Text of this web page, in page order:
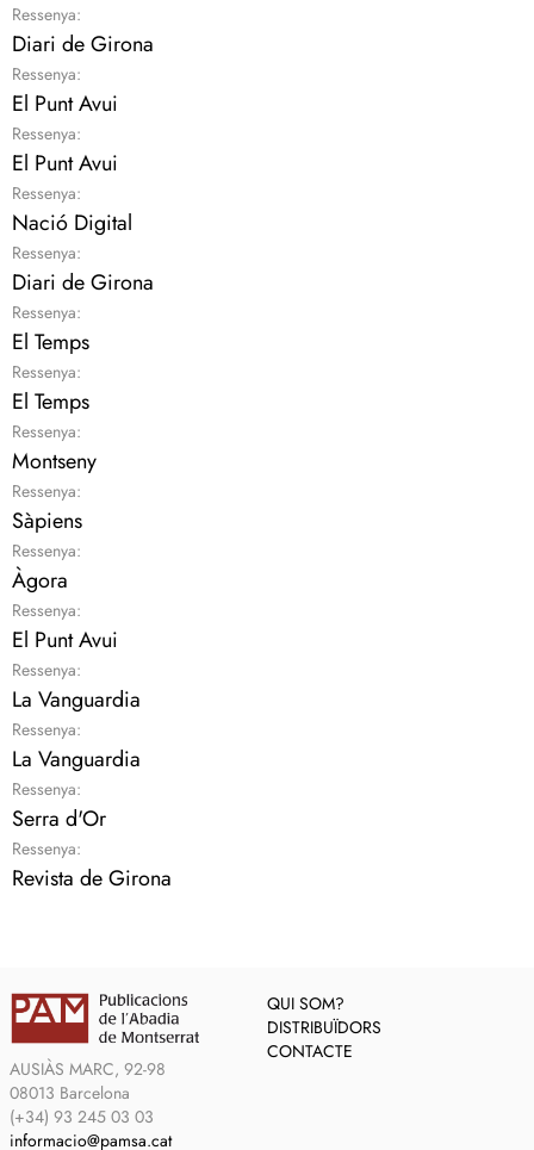
Ressenya:
Diari de Girona
Ressenya:
El Punt Avui
Ressenya:
El Punt Avui
Ressenya:
Nació Digital
Ressenya:
Diari de Girona
Ressenya:
El Temps
Ressenya:
El Temps
Ressenya:
Montseny
Ressenya:
Sàpiens
Ressenya:
Àgora
Ressenya:
El Punt Avui
Ressenya:
La Vanguardia
Ressenya:
La Vanguardia
Ressenya:
Serra d'Or
Ressenya:
Revista de Girona
AUSIÀS MARC, 92-98
08013 Barcelona
(+34) 93 245 03 03
informacio@pamsa.cat
QUI SOM?
DISTRIBUÏDORS
CONTACTE